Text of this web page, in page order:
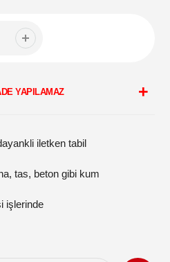
YAPILAMAZ
iletken tabil
tas, beton gibi kum
işlerinde